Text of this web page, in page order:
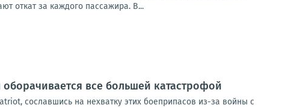
откат за каждого пассажира. В...
все большей катастрофой
сославшись на нехватку этих боеприпасов из-за войны с